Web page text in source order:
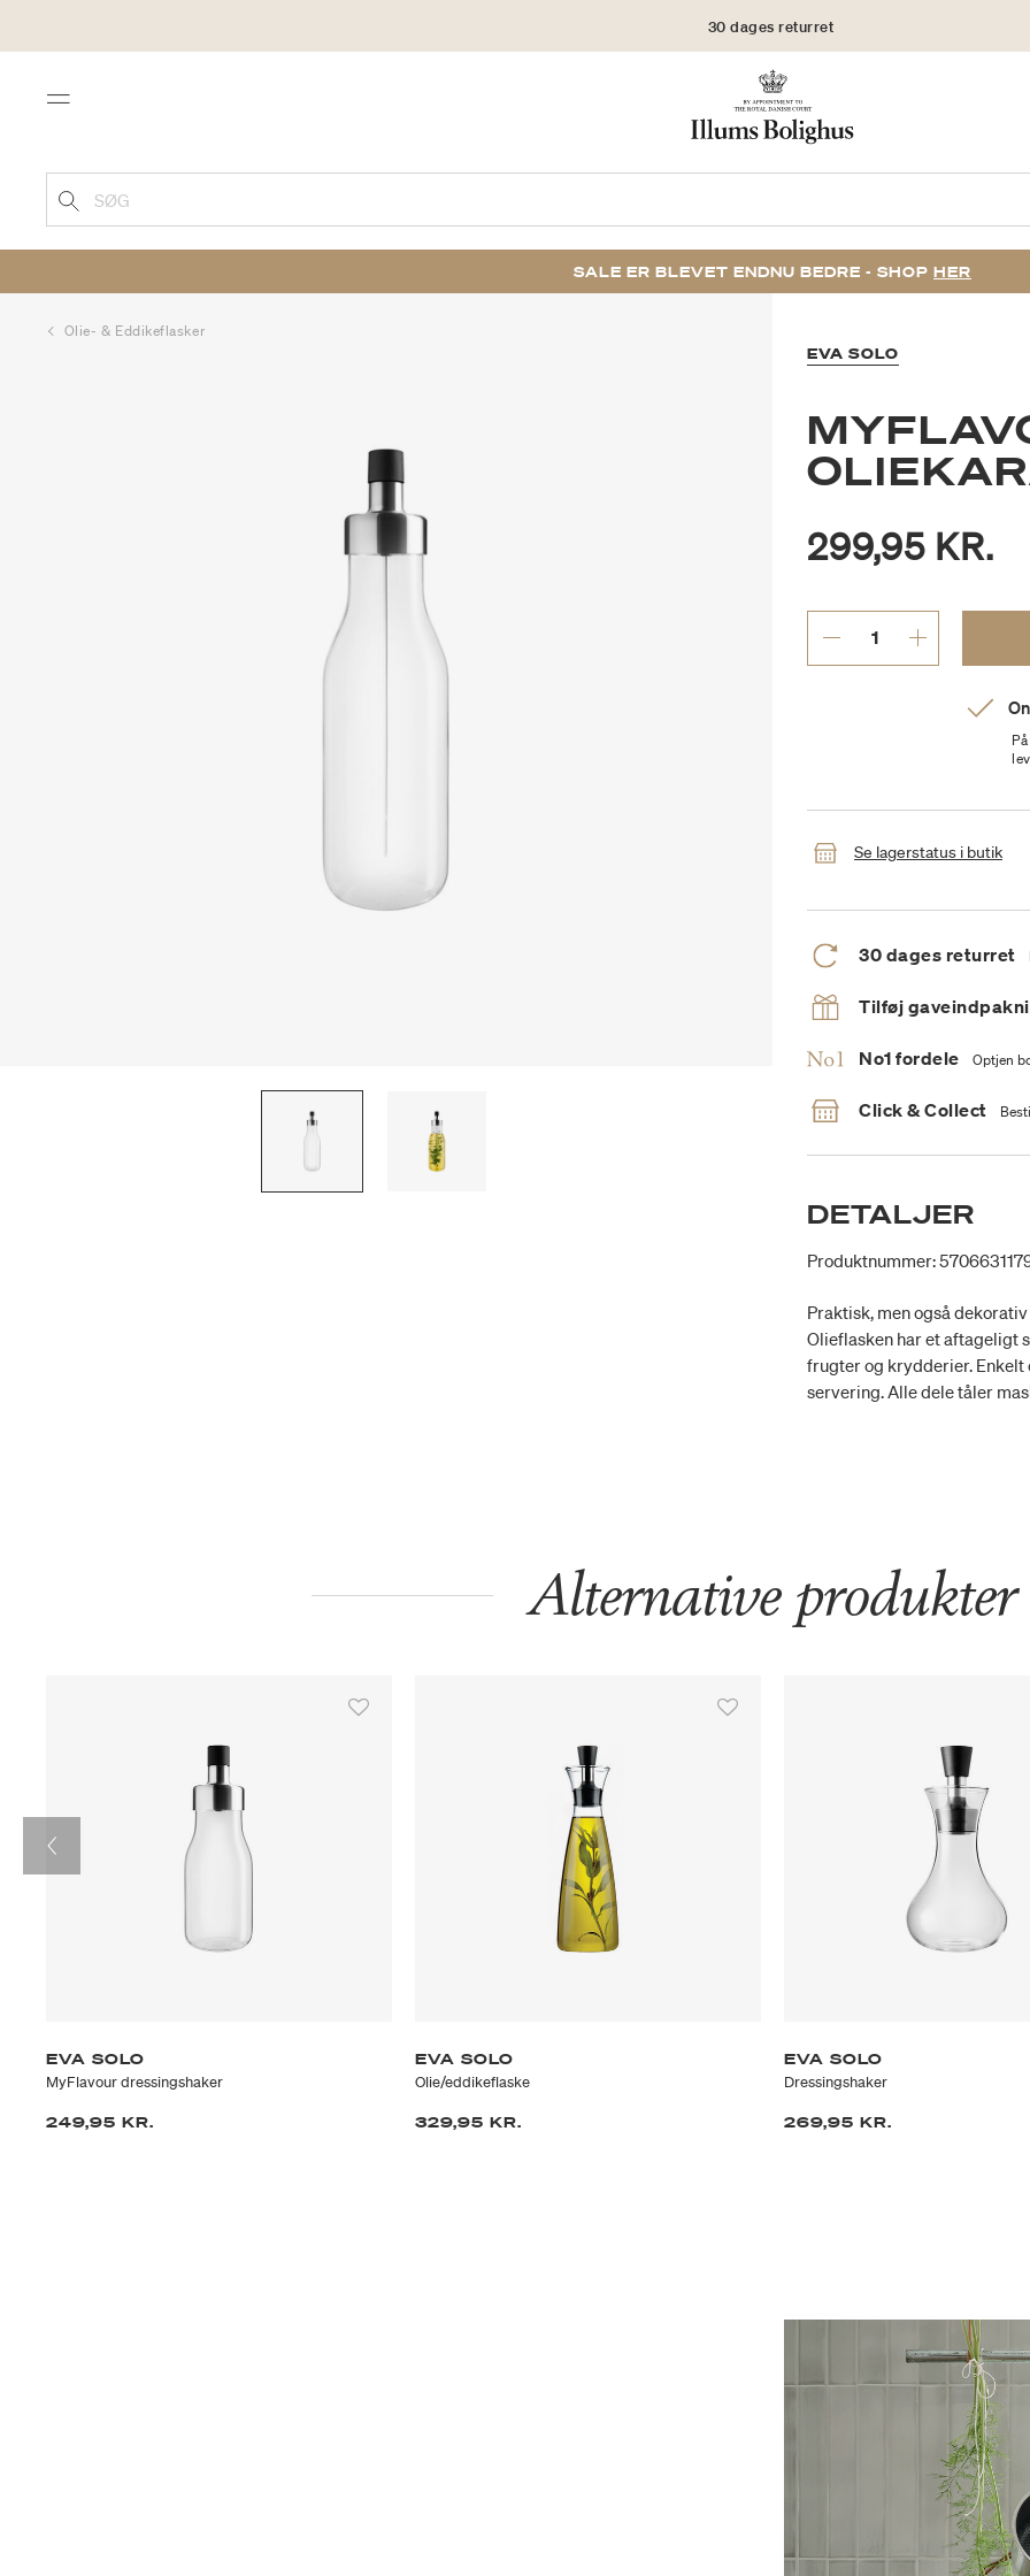
30 dages returret
Menu
SØG
SALE ER BLEVET ENDNU BEDRE - SHOP HER
Olie- & Eddikeflasker
EVA SOLO
299,95 KR.
Se lagerstatus i butik
30 dages returret
Tilføj
No1 fordele Optjen
Click & Collect
DETALJER
Produktnummer:
Praktisk, men også
Olieflasken har et aftageligt
frugter og krydderier.
servering. Alle dele tåler
Alternative produkter
EVA SOLO
MyFlavour dressingshaker
249,95 KR.
EVA SOLO
Olie/eddikeflaske
329,95 KR.
EVA SOLO
Dressingshaker
269,95 KR.